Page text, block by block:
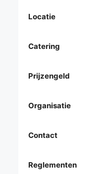
Locatie
Catering
Prijzengeld
Organisatie
Contact
Reglementen